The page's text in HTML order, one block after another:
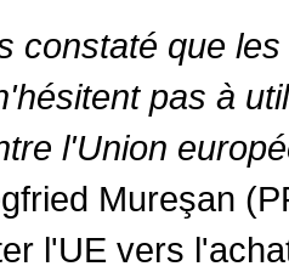
constaté que
pas à
l'Union
Mureşan
l'UE vers